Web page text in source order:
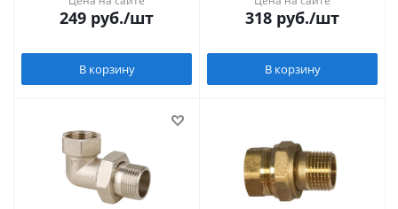
249 руб./шт
В корзину
318 руб./шт
В корзину